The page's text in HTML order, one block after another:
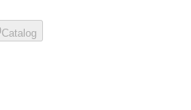
Catalog